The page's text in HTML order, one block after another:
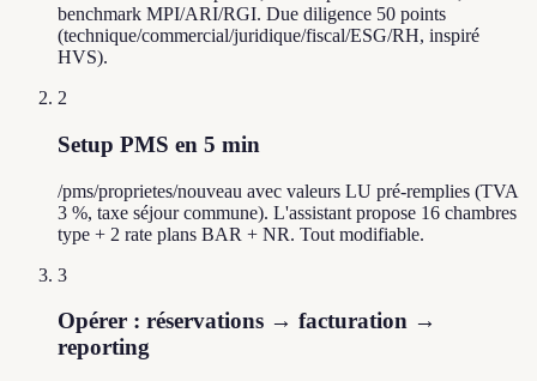
benchmark MPI/ARI/RGI. Due diligence 50 points
(technique/commercial/juridique/fiscal/ESG/RH, inspiré
HVS).
2
Setup PMS en 5 min
/pms/proprietes/nouveau avec valeurs LU pré-remplies (TVA
3 %, taxe séjour commune). L'assistant propose 16 chambres
type + 2 rate plans BAR + NR. Tout modifiable.
3
Opérer : réservations → facturation →
reporting